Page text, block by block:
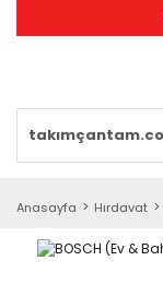
Anasayfa Hırdavat